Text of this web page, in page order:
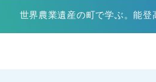
世界農業遺産の町で学ぶ。能登